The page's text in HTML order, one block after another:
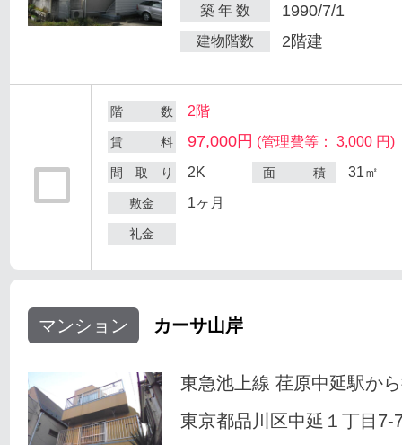
築 年 数 1990/7/1
建物階数 2階建
階 数 2階
賃 料 97,000円 (管理費等： 3,000 円)
間 取 り 2K 面 積 31㎡
敷金 1ヶ月
礼金
マンション カーサ山岸
東急池上線 荏原中延駅か
東京都品川区中延１丁目7-